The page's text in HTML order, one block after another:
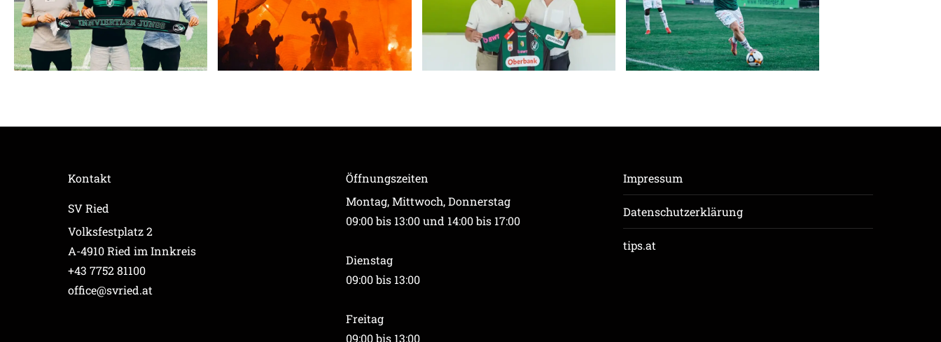
Kontakt
SV Ried
Volksfestplatz 2
A-4910 Ried im Innkreis
+43 7752 81100
office@svried.at
Öffnungszeiten
Montag, Mittwoch, Donnerstag
09:00 bis 13:00 und 14:00 bis 17:00
Dienstag
09:00 bis 13:00
Freitag
09:00 bis 13:00
Impressum
Datenschutzerklärung
tips.at